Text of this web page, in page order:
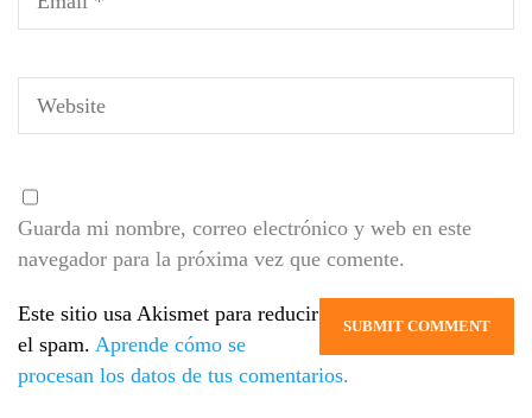
Guarda mi nombre, correo electrónico y web en este
navegador para la próxima vez que comente.
Este sitio usa Akismet para reducir
el spam. Aprende cómo se
procesan los datos de tus comentarios.